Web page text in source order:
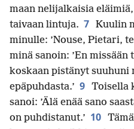
maan nelijalkaisia
taivaan lintuja. 7 Kuulin
minulle: ’Nouse, Pietari,
minä sanoin: ’En
koskaan pistänyt suuhuni
epäpuhdasta.’ 9 Toisella
sanoi: ’Älä enää sano
on puhdistanut.’ 10